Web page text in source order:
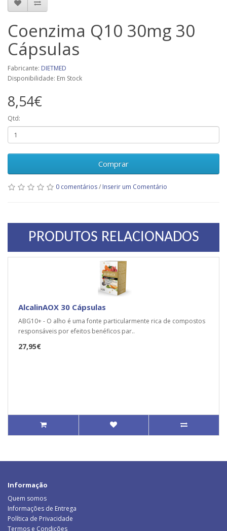
Coenzima Q10 30mg 30
Cápsulas
Fabricante: DIETMED
Disponibilidade: Em Stock
8,54€
Qtd:
Comprar
0 comentários/ Inserir um Comentário
PRODUTOS RELACIONADOS
AlcalinAOX 30 Cápsulas
ABG10+ - O alho é uma fonte particularmente rica de compostos
responsáveis por efeitos benéficos par..
27,95€
Informação
Quem somos
Informações de Entrega
Política de Privacidade
Termos e Condições